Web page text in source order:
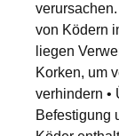
von Ködern
liegen
Korken, um
verhindern •
Befestigung